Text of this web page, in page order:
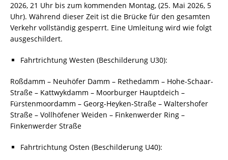
2026, 21 Uhr bis zum kommenden Montag, (25. Mai 2026, 5
Uhr). Während dieser Zeit ist die Brücke für den gesamten
Verkehr vollständig gesperrt. Eine Umleitung wird wie folgt
ausgeschildert.
Fahrtrichtung Westen (Beschilderung U30):
Roßdamm – Neuhöfer Damm – Rethedamm – Hohe-Schaar-
Straße – Kattwykdamm – Moorburger Hauptdeich –
Fürstenmoordamm – Georg-Heyken-Straße – Waltershofer
Straße – Vollhöfener Weiden – Finkenwerder Ring –
Finkenwerder Straße
Fahrtrichtung Osten (Beschilderung U40):